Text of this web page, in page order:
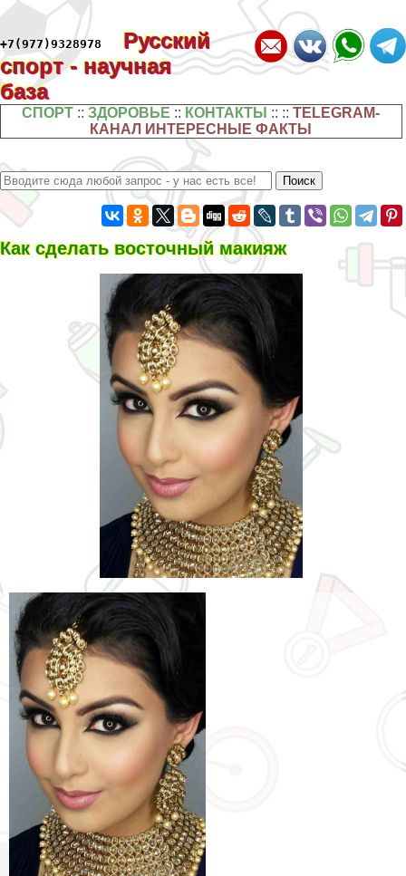
+7(977)9328978
Русский
спорт - научная
база
СПОРТ ::ЗДОРОВЬЕ :: КОНТАКТЫ :: ::TELEGRAM-
КАНАЛ ИНТЕРЕСНЫЕ ФАКТЫ
Как сделать восточный макияж